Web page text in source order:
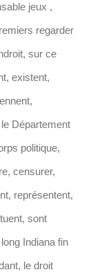
jeux ,
regarder
sur ce
existent,
Département
politique,
censurer,
représentent,
sont
Indiana fin
le droit